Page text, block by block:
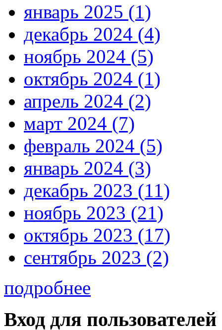
январь 2025 (1)
декабрь 2024 (4)
ноябрь 2024 (5)
октябрь 2024 (1)
апрель 2024 (2)
март 2024 (7)
февраль 2024 (5)
январь 2024 (3)
декабрь 2023 (11)
ноябрь 2023 (21)
октябрь 2023 (17)
сентябрь 2023 (2)
подробнее
Вход для пользователей